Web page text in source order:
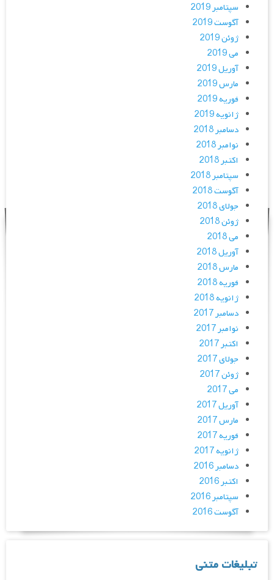
سپتامبر 2019
آگوست 2019
ژوئن 2019
می 2019
آوریل 2019
مارس 2019
فوریه 2019
ژانویه 2019
دسامبر 2018
نوامبر 2018
اکتبر 2018
سپتامبر 2018
آگوست 2018
جولای 2018
ژوئن 2018
می 2018
آوریل 2018
مارس 2018
فوریه 2018
ژانویه 2018
دسامبر 2017
نوامبر 2017
اکتبر 2017
جولای 2017
ژوئن 2017
می 2017
آوریل 2017
مارس 2017
فوریه 2017
ژانویه 2017
دسامبر 2016
اکتبر 2016
سپتامبر 2016
آگوست 2016
تبلیغات متنی